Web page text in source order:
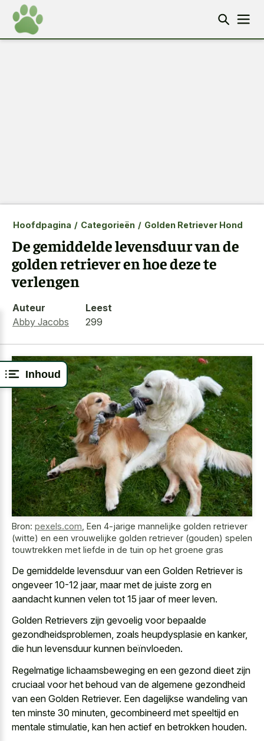
Inhoud
Hoofdpagina / Categorieën / Golden Retriever Hond
De gemiddelde levensduur van de
golden retriever en hoe deze te
verlengen
Auteur
Abby Jacobs
Leest
299
Bron: pexels.com Een 4-jarige mannelijke golden retriever
(witte) en een vrouwelijke golden retriever (gouden) spelen
touwtrekken met liefde in de tuin op het groene gras
De gemiddelde levensduur van een Golden Retriever is
ongeveer 10-12 jaar, maar met de juiste zorg en
aandacht kunnen velen tot 15 jaar of meer leven.
Golden Retrievers zijn gevoelig voor bepaalde
gezondheidsproblemen, zoals heupdysplasie en kanker,
die hun levensduur kunnen beïnvloeden.
Regelmatige lichaamsbeweging en een gezond dieet zijn
cruciaal voor het behoud van de algemene gezondheid
van een Golden Retriever. Een dagelijkse wandeling van
ten minste 30 minuten, gecombineerd met speeltijd en
mentale stimulatie, kan hen actief en betrokken houden.